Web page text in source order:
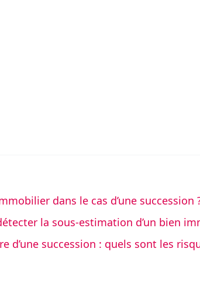
dans le cas d’une succession
la sous-estimation d’un bien
d’une succession : quels sont les